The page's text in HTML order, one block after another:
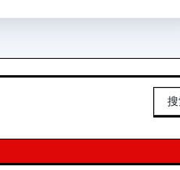
索：